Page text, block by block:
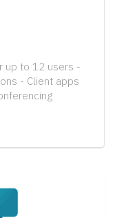
up to 12 users -
- Client apps